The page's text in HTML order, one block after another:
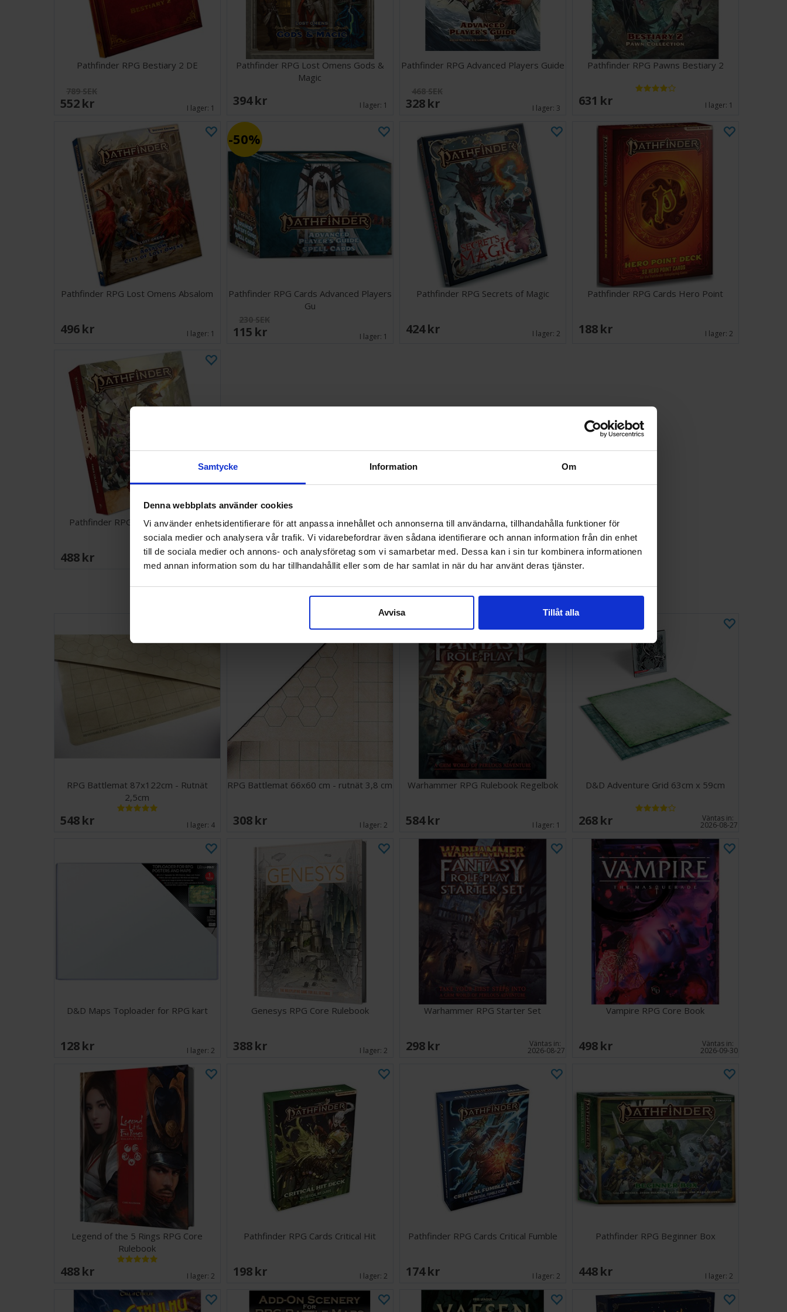
Samtycke Information Om
Denna webbplats använder cookies
Vi använder enhetsidentifierare för att anpassa innehållet och annonserna till användarna, tillhandahålla funktioner för
sociala medier och analysera vår trafik. Vi vidarebefordrar även sådana identifierare och annan information från din enhet
till de sociala medier och annons- och analysföretag som vi samarbetar med. Dessa kan i sin tur kombinera informationen
med annan information som du har tillhandahållit eller som de har samlat in när du har använt deras tjänster.
Avvisa Tillåt alla
Pathfinder RPG Bestiary 2 DE
789 SEK
552 SEK I lager: 1
Pathfinder RPG Lost Omens Gods &
Magic
394 SEK I lager: 1
Pathfinder RPG Advanced Players Guide
468 SEK
328 SEK I lager: 3
Pathfinder RPG Pawns Bestiary 2
631 SEK I lager: 1
Pathfinder RPG Lost Omens Absalom
496 SEK I lager: 1
50%
Pathfinder RPG Cards Advanced Players
Gu
230 SEK
115 SEK I lager: 1
Pathfinder RPG Secrets of Magic
424 SEK I lager:2
Pathfinder RPG Cards Hero Point
188 SEK I lager:2
Pathfinder RPG Pawns Bestiary 3
488 SEK I lager:1
Vi rekommenderar också
RPG Battlemat 87x122cm - Rutnät
2,5cm
548 SEK I lager: 4
RPG Battlemat 66x60 cm - rutnät 3,8 cm
308 SEK I lager:2
Warhammer RPG Rulebook Regelbok
584 SEK I lager: 1
D&D Adventure Grid 63cm x 59cm
268 SEK Väntas in:
2026-08-27
D&D Maps Toploader for RPG kart
128 SEK I lager:2
Genesys RPG Core Rulebook
388 SEK I lager:2
Warhammer RPG Starter Set
298 SEK Väntas in:
2026-08-27
Vampire RPG Core Book
498 SEK Väntas in:
2026-09-30
Legend of the 5 Rings RPG Core
Rulebook
488 SEK I lager:2
Pathfinder RPG Cards Critical Hit
198 SEK I lager:2
Pathfinder RPG Cards Critical Fumble
174 SEK I lager:2
Pathfinder RPG Beginner Box
448 SEK I lager:2